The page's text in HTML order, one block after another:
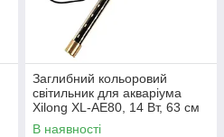
Заглибний кольоровий
світильник для акваріума
Xilong XL-AE80, 14 Вт, 63 см
із перемиканням кольорів
В наявності